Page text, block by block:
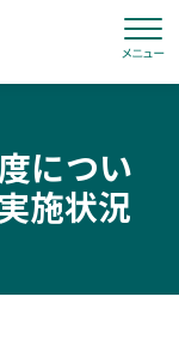
につい
施状況